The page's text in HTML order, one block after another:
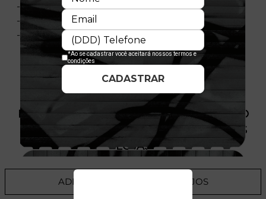
- Fechamento tipo Snapback
- Composição: 100% Poliéster
- Licença oficial
PRODUTO SEM ESTOQUE DÍSPONÍVEL NO
SITE, CONSULTE A DISPONIBILIDADE NAS
LOJAS
ADICIONAR A LISTA DE DESEJOS